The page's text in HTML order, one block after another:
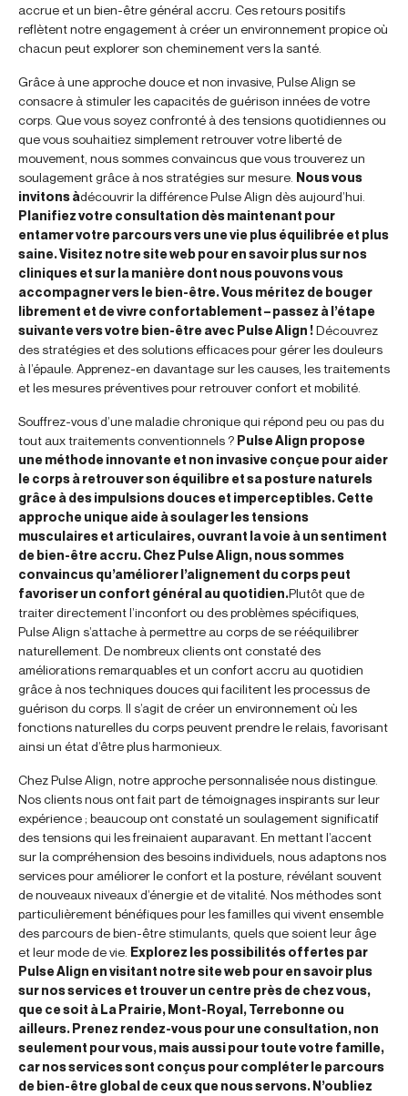
accrue et un bien-être général accru. Ces retours positifs
reflètent notre engagement à créer un environnement propice où
chacun peut explorer son cheminement vers la santé.
Grâce à une approche douce et non invasive, Pulse Align se
consacre à stimuler les capacités de guérison innées de votre
corps. Que vous soyez confronté à des tensions quotidiennes ou
que vous souhaitiez simplement retrouver votre liberté de
mouvement, nous sommes convaincus que vous trouverez un
soulagement grâce à nos stratégies sur mesure. Nous vous
invitons àdécouvrir la différence Pulse Align dès aujourd’hui.
Planifiez votre consultation dès maintenant pour
entamer votre parcours vers une vie plus équilibrée et plus
saine. Visitez notre site web pour en savoir plus sur nos
cliniques et sur la manière dont nous pouvons vous
accompagner vers le bien-être. Vous méritez de bouger
librement et de vivre confortablement – passez à l’étape
suivante vers votre bien-être avec Pulse Align !Découvrez
des stratégies et des solutions efficaces pour gérer les douleurs
à l’épaule. Apprenez-en davantage sur les causes, les traitements
et les mesures préventives pour retrouver confort et mobilité.
Souffrez-vous d’une maladie chronique qui répond peu ou pas du
tout aux traitements conventionnels ? Pulse Align propose
une méthode innovante et non invasive conçue pour aider
le corps à retrouver son équilibre et sa posture naturels
grâce à des impulsions douces et imperceptibles. Cette
approche unique aide à soulager les tensions
musculaires et articulaires, ouvrant la voie à un sentiment
de bien-être accru. Chez Pulse Align, nous sommes
convaincus qu’améliorer l’alignement du corps peut
favoriser un confort général au quotidien.Plutôt que de
traiter directement l’inconfort ou des problèmes spécifiques,
Pulse Align s’attache à permettre au corps de se rééquilibrer
naturellement. De nombreux clients ont constaté des
améliorations remarquables et un confort accru au quotidien
grâce à nos techniques douces qui facilitent les processus de
guérison du corps. Il s’agit de créer un environnement où les
fonctions naturelles du corps peuvent prendre le relais, favorisant
ainsi un état d’être plus harmonieux.
Chez Pulse Align, notre approche personnalisée nous distingue.
Nos clients nous ont fait part de témoignages inspirants sur leur
expérience ; beaucoup ont constaté un soulagement significatif
des tensions qui les freinaient auparavant. En mettant l’accent
sur la compréhension des besoins individuels, nous adaptons nos
services pour améliorer le confort et la posture, révélant souvent
de nouveaux niveaux d’énergie et de vitalité. Nos méthodes sont
particulièrement bénéfiques pour les familles qui vivent ensemble
des parcours de bien-être stimulants, quels que soient leur âge
et leur mode de vie. Explorez les possibilités offertes par
Pulse Align en visitant notre site web pour en savoir plus
sur nos services et trouver un centre près de chez vous,
que ce soit à La Prairie, Mont-Royal, Terrebonne ou
ailleurs. Prenez rendez-vous pour une consultation, non
seulement pour vous, mais aussi pour toute votre famille,
car nos services sont conçus pour compléter le parcours
de bien-être global de ceux que nous servons. N’oubliez